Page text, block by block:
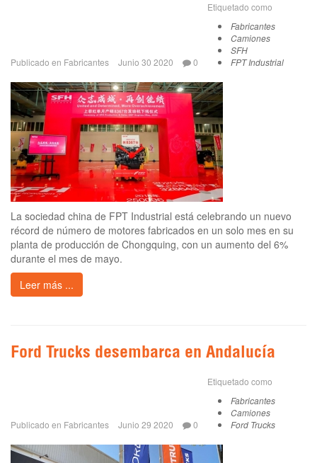
Publicado en Fabricantes Junio 30 2020 0
Etiquetado como
Fabricantes
Camiones
SFH
FPT Industrial
La sociedad china de FPT Industrial está celebrando un nuevo
récord de número de motores fabricados en un solo mes en su
planta de producción de Chongquing, con un aumento del 6%
durante el mes de mayo.
Leer más ...
Ford Trucks desembarca en Andalucía
Publicado en Fabricantes Junio 29 2020 0
Etiquetado como
Fabricantes
Camiones
Ford Trucks